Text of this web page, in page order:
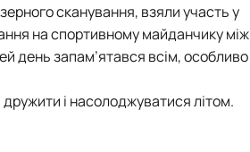
сканування, взяли участь у
на спортивному майданчику між
день запам’ятався всім, особливо
і насолоджуватися літом.